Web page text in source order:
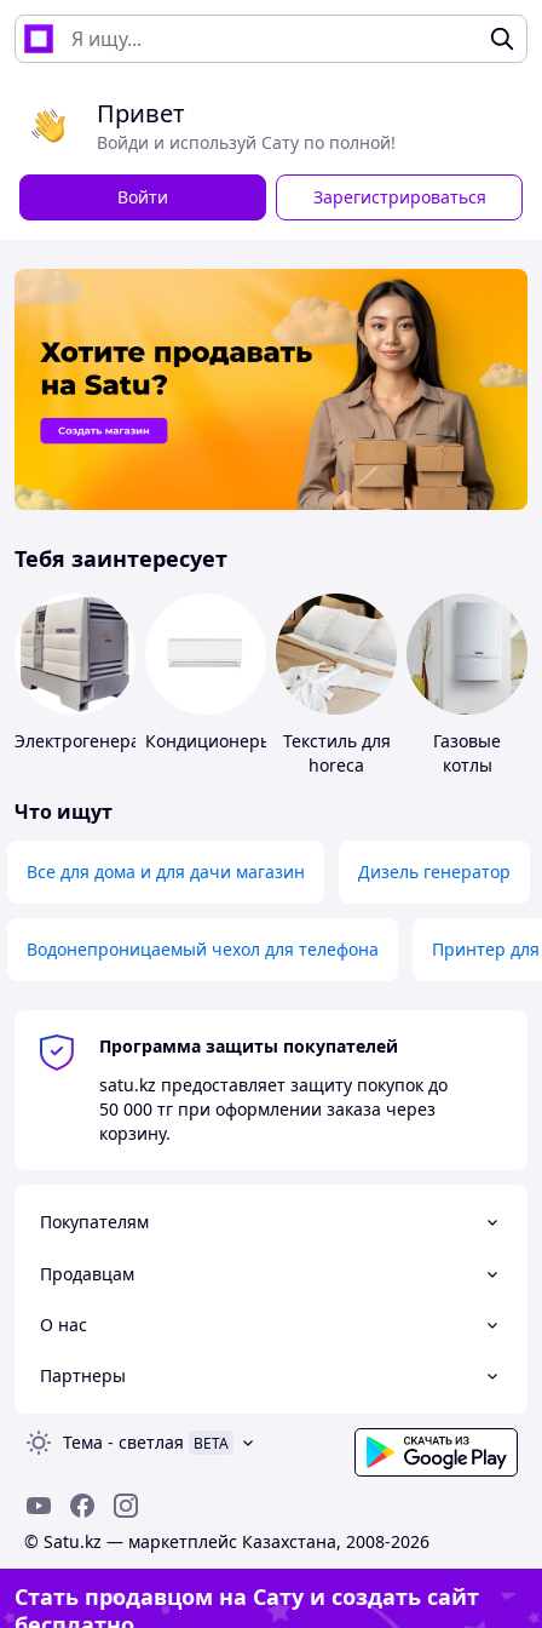
Привет
Войди и используй Сату по полной!
Войти Зарегистрироваться
Тебя заинтересует
ЭлектрогенераторыКондиционеры
Текстиль для
horeca
Газовые
котлы
Что ищут
Все для дома и для дачи магазин Дизель генератор
Водонепроницаемый чехол для телефона Принтер
Программа защиты покупателей
satu.kz предоставляет защиту покупок до
50 000 тг при оформлении заказа через
корзину.
Покупателям
Продавцам
О нас
Партнеры
Тема - светлая BETA
© Satu.kz — маркетплейс Казахстана, 2008-2026
Стать продавцом на Сату и создать сайт